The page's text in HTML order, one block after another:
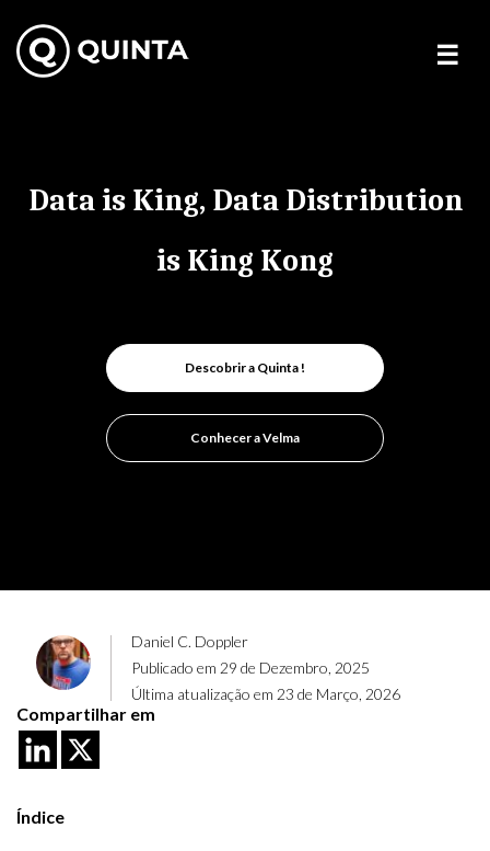
content
Data is King, Data Distribution
is King Kong
Descobrir a Quinta !
Conhecer a Velma
Daniel C. Doppler
Publicado em 29 de Dezembro, 2025
Última atualização em 23 de Março, 2026
Compartilhar em
Índice